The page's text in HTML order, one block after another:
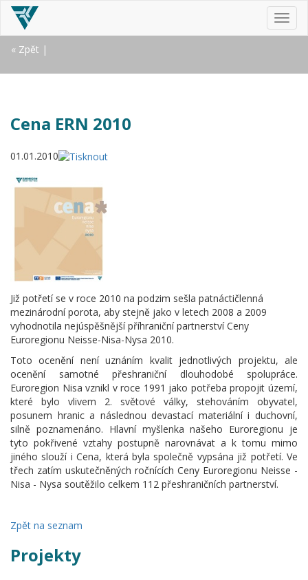
« Zpět |
Cena ERN 2010
01.01.2010
Již potřetí se v roce 2010 na podzim sešla patnáctičlenná
mezinárodní porota, aby stejně jako v letech 2008 a 2009
vyhodnotila nejúspěšnější příhraniční partnerství Ceny
Euroregionu Neisse-Nisa-Nysa 2010.
Toto ocenění není uznáním kvalit jednotlivých projektu, ale
ocenění samotné přeshraniční dlouhodobé spolupráce.
Euroregion Nisa vznikl v roce 1991 jako potřeba propojit území,
které bylo vlivem 2. světové války, stehováním obyvatel,
posunem hranic a následnou devastací materiální i duchovní,
silně poznamenáno. Hlavní myšlenka našeho Euroregionu je
tyto pokřivené vztahy postupně narovnávat a k tomu mimo
jiného slouží i Cena, která byla společně vypsána již potřetí. Ve
třech zatím uskutečněných ročnících Ceny Euroregionu Neisse -
Nisa - Nysa soutěžilo celkem 112 přeshraničních partnerství.
Zpět na seznam
Projekty